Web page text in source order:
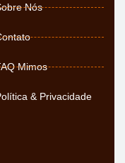
Nós
Mimos
& Privacidade